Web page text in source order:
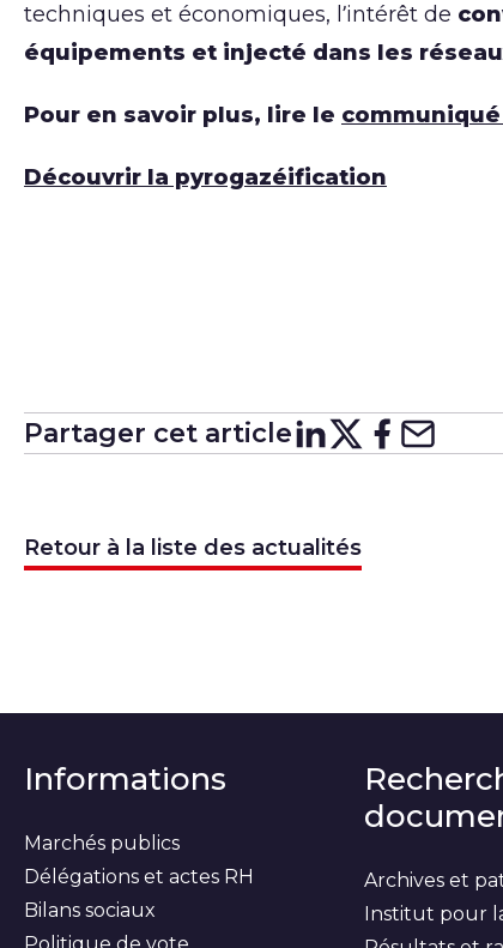
techniques et économiques, l’intérêt de
équipements et injecté dans les
Pour en savoir plus, lire le
Découvrir la pyrogazéification
Partager cet article Partager
Retour à la liste des actualités
Informations
Marchés publics
Délégations et actes RH
Bilans sociaux
Archives et
Institut pour